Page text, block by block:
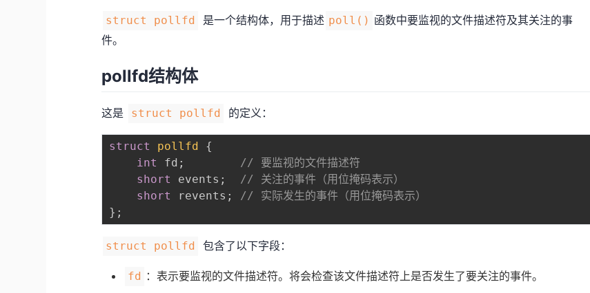
struct pollfd 是一个结构体，用于描述 poll() 函数中要监视的文件描述符及其关注的事
件。
pollfd结构体
这是 struct pollfd 的定义：
struct pollfd
{
int
fd ;
// 要监视的文件描述符
short
events ;
// 关注的事件（用位掩码表示）
short
revents ;
// 实际发生的事件（用位掩码表示）
} ;
struct pollfd 包含了以下字段：
fd ：表示要监视的文件描述符。将会检查该文件描述符上是否发生了要关注的事件。